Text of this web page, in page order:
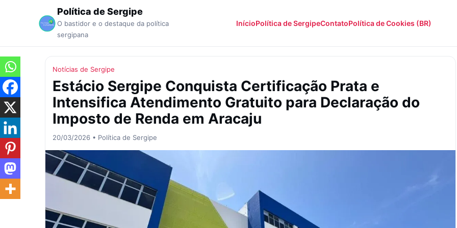
Política de Sergipe
O bastidor e o destaque da política
sergipana
InícioPolítica de SergipeContatoPolítica de Cookies (BR)
Notícias de Sergipe
Estácio Sergipe Conquista Certificação Prata e
Intensifica Atendimento Gratuito para Declaração do
Imposto de Renda em Aracaju
20/03/2026 • Política de Sergipe